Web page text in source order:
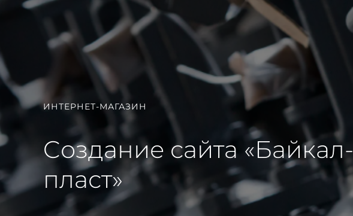
ИНТЕРНЕТ-МАГАЗИН
Cоздание сайта «Байкал-
пласт»